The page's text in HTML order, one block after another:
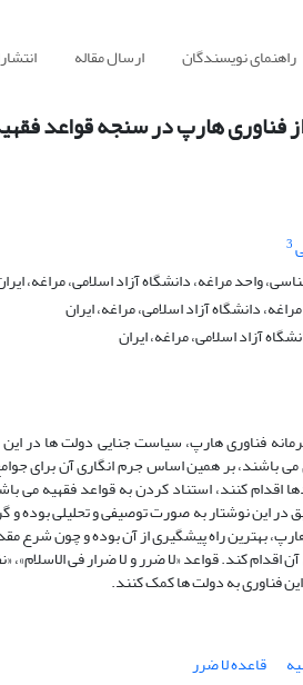
راهنمای نویسندگان ارسال مقاله
فناوری هارپ در سنجه قواعد
3
مراغه، دانشگاه آزاد اسلامی، مراغه،
دانشگاه آزاد اسلامی، مراغه، ایران
آزاد اسلامی، مراغه، ایران
فناوری هارپ، سیاست جنایی دولت ها در
باشند، بر همین اساس جرم انگاری آن برای
اقدام کنند، استناد کردن به قواعد فقهیه
این نوشتار به صورت توصیفی و تحلیلی بوده و
بهترین راه پیشگیری از آن بوده و چون شرع
اقدام کند. قواعد «لا ضرر و لا ضرار فی
فناوری به دولت ها کمک کنند.
قاعده لا ضرر